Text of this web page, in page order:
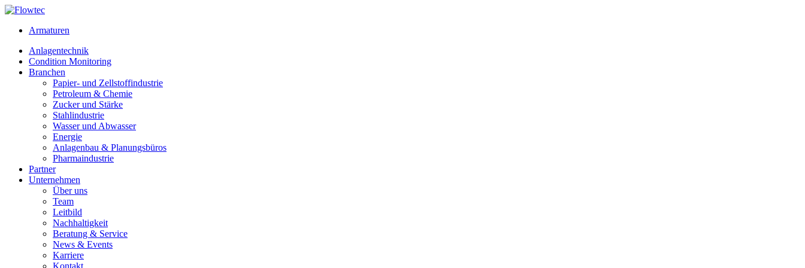
Skip
contentArmaturen
Anlagentechnik
Condition Monitoring
Branchen
Papier- und Zellstoffindustrie
Petroleum & Chemie
Zucker und Stärke
Stahlindustrie
Wasser und Abwasser
Energie
Anlagenbau & Planungsbüros
Pharmaindustrie
Partner
Unternehmen
Über uns
Team
Leitbild
Nachhaltigkeit
Beratung & Service
News & Events
Karriere
Kontakt